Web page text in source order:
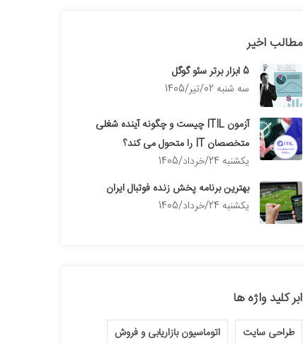
مطالب اخیر
5 ابزار برتر سئو گوگل
سه شنبه 02/تیر/1405
آزمون ITIL چیست و چگونه آینده شغلی
متخصصان IT را متحول می کند؟
يكشنبه 24/خرداد/1405
بهترین برنامه پخش زنده فوتبال ایران
يكشنبه 24/خرداد/1405
ابر کلید واژه ها
طراحی سایت اتوماسیون بازاریابی و فروش